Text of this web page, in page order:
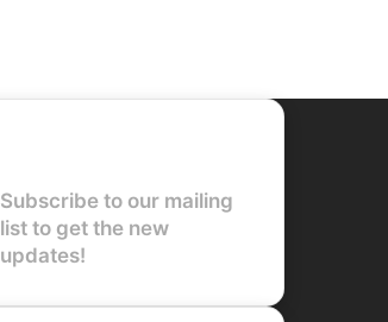
Subscribe to our mailing
list to get the new
updates!